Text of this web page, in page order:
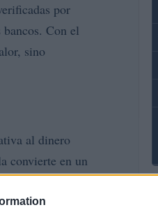
por
Con el
sino
al dinero
convierte en un
por